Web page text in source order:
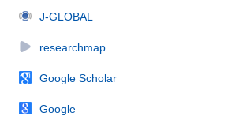
J-GLOBAL
researchmap
Google Scholar
Google